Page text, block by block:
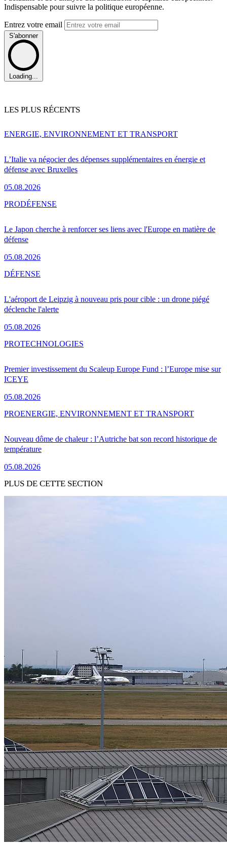
Indispensable pour suivre la politique européenne.
Entrez votre email
S'abonner
Loading...
LES PLUS RÉCENTS
L’Italie va négocier des dépenses supplémentaires en énergie et
défense avec Bruxelles
05.08.2026
ENERGIE, ENVIRONNEMENT ET TRANSPORT
Le Japon cherche à renforcer ses liens avec l'Europe en matière de
défense
05.08.2026
PRODÉFENSE
L'aéroport de Leipzig à nouveau pris pour cible : un drone piégé
déclenche l'alerte
05.08.2026
DÉFENSE
Premier investissement du Scaleup Europe Fund : l’Europe mise sur
ICEYE
05.08.2026
PROTECHNOLOGIES
Nouveau dôme de chaleur : l’Autriche bat son record historique de
température
05.08.2026
PROENERGIE, ENVIRONNEMENT ET TRANSPORT
PLUS DE CETTE SECTION